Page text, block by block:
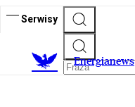
Serwisy
Energianews